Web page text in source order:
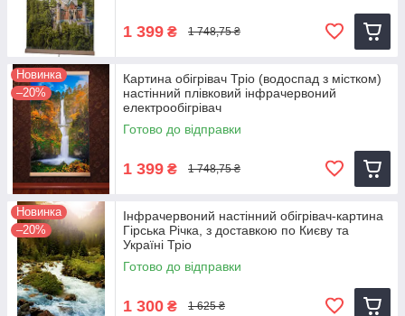
1 399 ₴ 1 748,75 ₴
Новинка
–20%
Картина обігрівач Тріо (водоспад з містком)
настінний плівковий інфрачервоний
електрообігрівач
Готово до відправки
1 399 ₴ 1 748,75 ₴
Новинка
–20%
Інфрачервоний настінний обігрівач-картина
Гірська Річка, з доставкою по Києву та
Україні Тріо
Готово до відправки
1 300 ₴ 1 625 ₴